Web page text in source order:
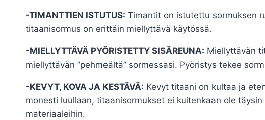
-TIMANTTIEN ISTUTUS: Timantit on istutettu sormuksen
titaanisormus on erittäin miellyttävä käytössä.
-MIELLYTTÄVÄ PYÖRISTETTY SISÄREUNA: Miellyttävän
miellyttävän ”pehmeältä” sormessasi. Pyöristys tekee
-KEVYT, KOVA JA KESTÄVÄ: Kevyt titaani on kultaa ja
monesti luullaan, titaanisormukset ei kuitenkaan ole
materiaaleihin.